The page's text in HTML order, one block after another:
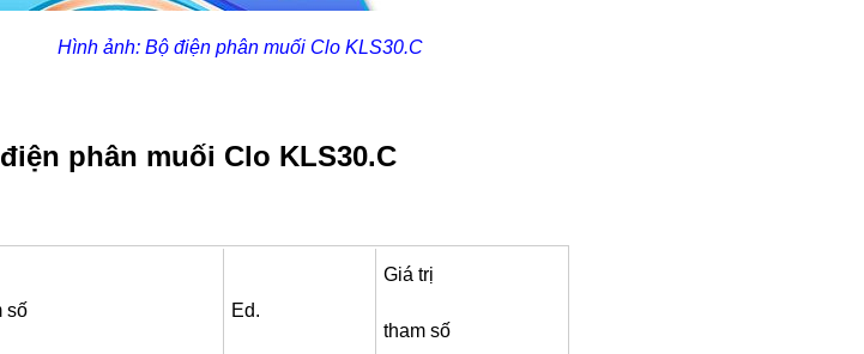
Hình ảnh: Bộ điện phân muối Clo KLS30.C
phân muối Clo KLS30.C
số Ed.
Giá trị
tham số